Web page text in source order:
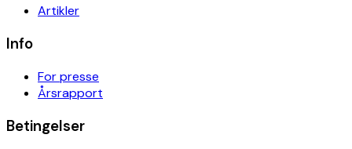
Artikler
Info
For presse
Årsrapport
Betingelser